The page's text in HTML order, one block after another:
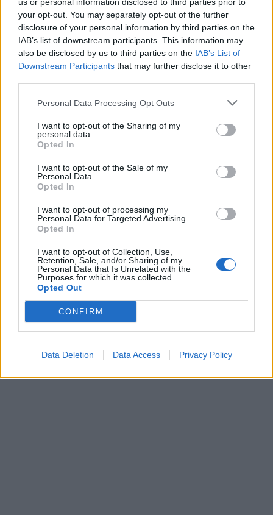
your opt-out. You may separately opt-out of the further
disclosure of your personal information by third parties on the
IAB’s list of downstream participants. This information may
also be disclosed by us to third parties on the IAB’s List of
Downstream Participants that may further disclose it to other
Personal Data Processing Opt Outs
I want to opt-out of the Sharing of my
personal data.
Opted In
I want to opt-out of the Sale of my
Personal Data.
Opted In
I want to opt-out of processing my
Personal Data for Targeted Advertising.
Opted In
I want to opt-out of Collection, Use,
Retention, Sale, and/or Sharing of my
Personal Data that Is Unrelated with the
Purposes for which it was collected.
Opted Out
CONFIRM
Data Deletion Data Access Privacy Policy